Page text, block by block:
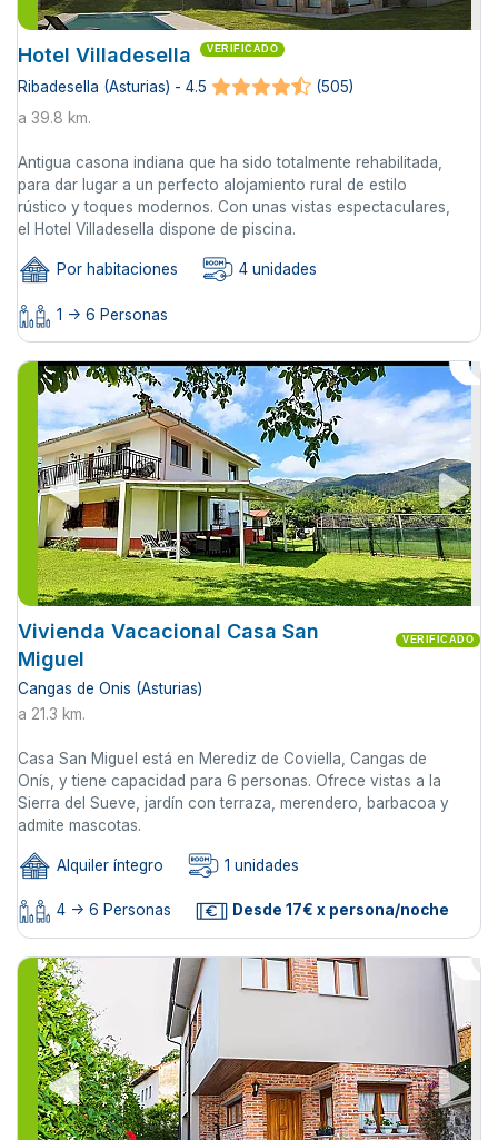
Hotel Villadesella VERIFICADO
Ribadesella (Asturias) - 4.5
(505)
a 39.8 km.
Antigua casona indiana que ha sido totalmente rehabilitada,
para dar lugar a un perfecto alojamiento rural de estilo
rústico y toques modernos. Con unas vistas espectaculares,
el Hotel Villadesella dispone de piscina.
Por habitaciones 4 unidades
1 -> 6 Personas
Vivienda Vacacional Casa San
Miguel
VERIFICADO
Cangas de Onis (Asturias)
a 21.3 km.
Casa San Miguel está en Merediz de Coviella, Cangas de
Onís, y tiene capacidad para 6 personas. Ofrece vistas a la
Sierra del Sueve, jardín con terraza, merendero, barbacoa y
admite mascotas.
Alquiler íntegro 1 unidades
4 -> 6 Personas Desde 17€ x persona/noche